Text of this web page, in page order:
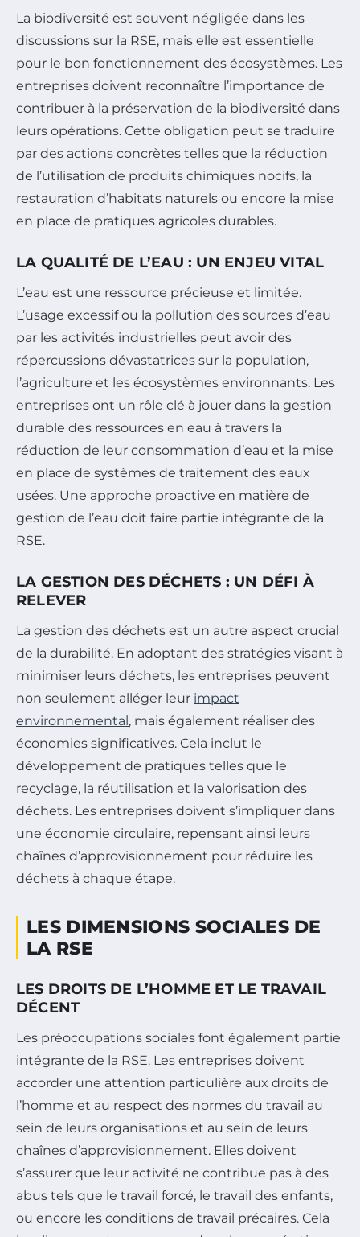
La biodiversité est souvent négligée dans les
discussions sur la RSE, mais elle est essentielle
pour le bon fonctionnement des écosystèmes. Les
entreprises doivent reconnaître l’importance de
contribuer à la préservation de la biodiversité dans
leurs opérations. Cette obligation peut se traduire
par des actions concrètes telles que la réduction
de l’utilisation de produits chimiques nocifs, la
restauration d’habitats naturels ou encore la mise
en place de pratiques agricoles durables.
LA QUALITÉ DE L’EAU : UN ENJEU VITAL
L’eau est une ressource précieuse et limitée.
L’usage excessif ou la pollution des sources d’eau
par les activités industrielles peut avoir des
répercussions dévastatrices sur la population,
l’agriculture et les écosystèmes environnants. Les
entreprises ont un rôle clé à jouer dans la gestion
durable des ressources en eau à travers la
réduction de leur consommation d’eau et la mise
en place de systèmes de traitement des eaux
usées. Une approche proactive en matière de
gestion de l’eau doit faire partie intégrante de la
RSE.
LA GESTION DES DÉCHETS : UN DÉFI À
RELEVER
La gestion des déchets est un autre aspect crucial
de la durabilité. En adoptant des stratégies visant à
minimiser leurs déchets, les entreprises peuvent
non seulement alléger leur impact
environnemental, mais également réaliser des
économies significatives. Cela inclut le
développement de pratiques telles que le
recyclage, la réutilisation et la valorisation des
déchets. Les entreprises doivent s’impliquer dans
une économie circulaire, repensant ainsi leurs
chaînes d’approvisionnement pour réduire les
déchets à chaque étape.
LES DIMENSIONS SOCIALES DE
LA RSE
LES DROITS DE L’HOMME ET LE TRAVAIL
DÉCENT
Les préoccupations sociales font également partie
intégrante de la RSE. Les entreprises doivent
accorder une attention particulière aux droits de
l’homme et au respect des normes du travail au
sein de leurs organisations et au sein de leurs
chaînes d’approvisionnement. Elles doivent
s’assurer que leur activité ne contribue pas à des
abus tels que le travail forcé, le travail des enfants,
ou encore les conditions de travail précaires. Cela